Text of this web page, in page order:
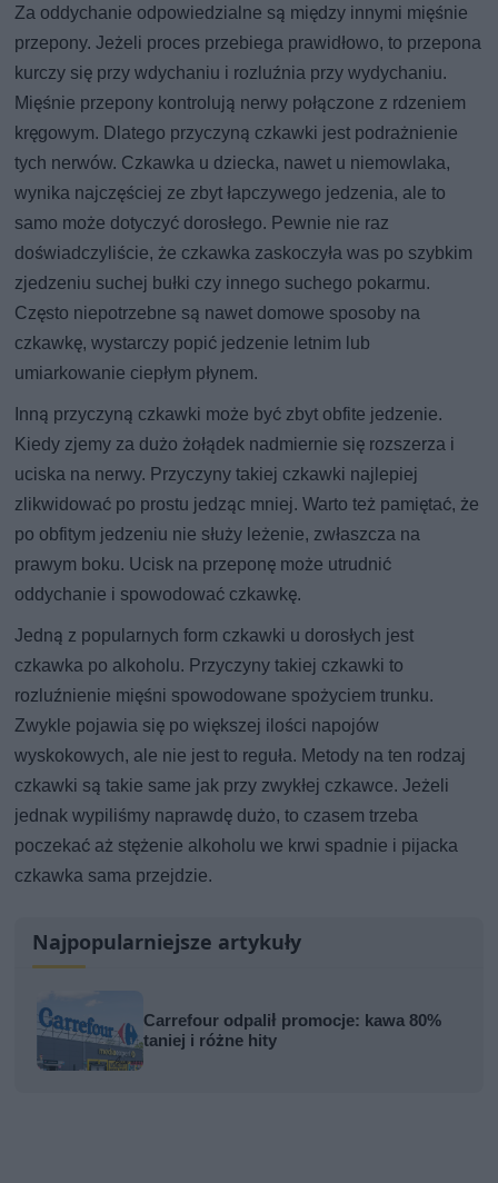
Za oddychanie odpowiedzialne są między innymi mięśnie
przepony. Jeżeli proces przebiega prawidłowo, to przepona
kurczy się przy wdychaniu i rozluźnia przy wydychaniu.
Mięśnie przepony kontrolują nerwy połączone z rdzeniem
kręgowym. Dlatego przyczyną czkawki jest podrażnienie
tych nerwów. Czkawka u dziecka, nawet u niemowlaka,
wynika najczęściej ze zbyt łapczywego jedzenia, ale to
samo może dotyczyć dorosłego. Pewnie nie raz
doświadczyliście, że czkawka zaskoczyła was po szybkim
zjedzeniu suchej bułki czy innego suchego pokarmu.
Często niepotrzebne są nawet domowe sposoby na
czkawkę, wystarczy popić jedzenie letnim lub
umiarkowanie ciepłym płynem.
Inną przyczyną czkawki może być zbyt obfite jedzenie.
Kiedy zjemy za dużo żołądek nadmiernie się rozszerza i
uciska na nerwy. Przyczyny takiej czkawki najlepiej
zlikwidować po prostu jedząc mniej. Warto też pamiętać, że
po obfitym jedzeniu nie służy leżenie, zwłaszcza na
prawym boku. Ucisk na przeponę może utrudnić
oddychanie i spowodować czkawkę.
Jedną z popularnych form czkawki u dorosłych jest
czkawka po alkoholu. Przyczyny takiej czkawki to
rozluźnienie mięśni spowodowane spożyciem trunku.
Zwykle pojawia się po większej ilości napojów
wyskokowych, ale nie jest to reguła. Metody na ten rodzaj
czkawki są takie same jak przy zwykłej czkawce. Jeżeli
jednak wypiliśmy naprawdę dużo, to czasem trzeba
poczekać aż stężenie alkoholu we krwi spadnie i pijacka
czkawka sama przejdzie.
Najpopularniejsze artykuły
Carrefour odpalił promocje: kawa 80%
taniej i różne hity